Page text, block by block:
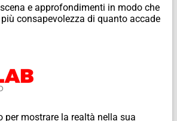
e approfondimenti in modo che
consapevolezza di quanto accade
per mostrare la realtà nella sua